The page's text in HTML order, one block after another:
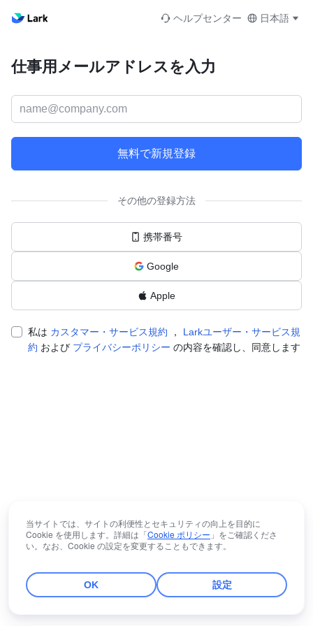
ヘルプセンター 日本語
仕事用メールアドレスを入力
無料で新規登録
その他の登録方法
携帯番号
Google
Apple
私は カスタマー・サービス規約 ，
Larkユーザー・サービス規
約 および プライバシーポリシー の内容を確認し、同意します
当サイトでは、サイトの利便性とセキュリティの向上を目的に
Cookie を使用します。詳細は「Cookie ポリシー 」をご確認くださ
い。なお、Cookie の設定を変更することもできます。
OK 設定